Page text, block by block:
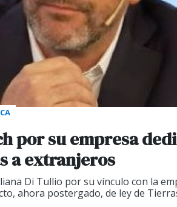
por su empresa
a extranjeros
Di Tullio por su vínculo con la
ahora postergado, de ley de